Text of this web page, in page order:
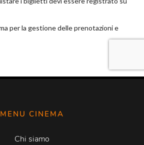
MENU CINEMA
Chi siamo